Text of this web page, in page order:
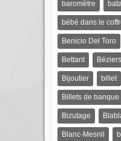
baromètre
bébé dans le
Benicio Del Toro
Bettant Béziers
Bijoutier billet
Billets de banque
Bizutage
Blanc-Mesnil